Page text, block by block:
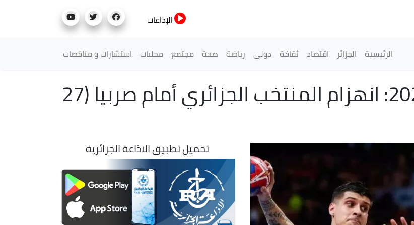
الإذاعات
القائمة الرئيسية
الرئيسية الجزائر اقتصاد ثقافة دولي رياضة صحة مجتمع محليات استشارات و مناقصات
بطولة العالم لكرة اليد 2023: انهزام المنتخب الجزائري أمام صربيا (27
تحميل تطبيق الاذاعة الجزائرية